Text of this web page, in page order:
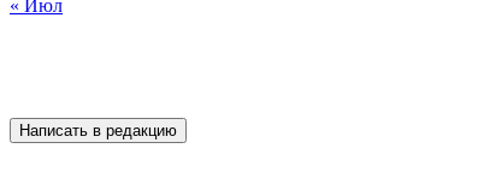
« Июл
Написать в редакцию